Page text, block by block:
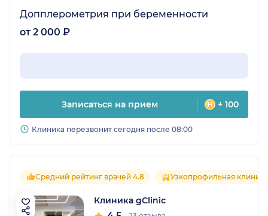
Допплерометрия при беременности
от 2 000 ₽
Записаться на прием + 100
Клиника перезвонит сегодня после 08:00
Средний рейтинг врачей 4.8 Узкопрофильная клиника
Клиника gClinic